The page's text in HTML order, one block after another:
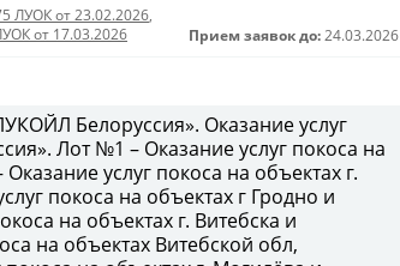
ЛУОК от 23.02.2026,
от 17.03.2026 Прием заявок до: 24.03.2026
Белоруссия». Оказание услуг
Лот №1 – Оказание услуг покоса на
услуг покоса на объектах г.
покоса на объектах г Гродно и
на объектах г. Витебска и
на объектах Витебской обл,